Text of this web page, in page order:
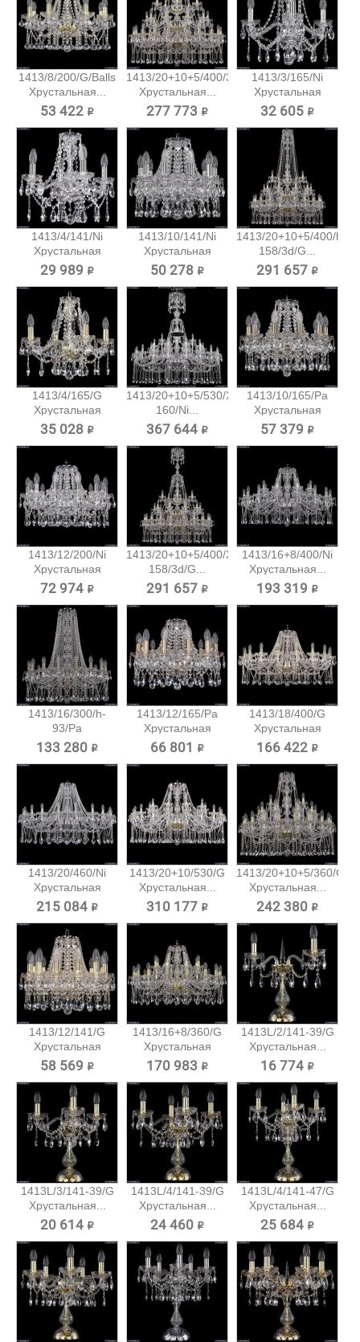
1413/8/200/G/Balls
Хрустальная...
53 422 ₽
1413/20+10+5/400/3d/G
Хрустальная...
277 773 ₽
1413/3/165/Ni
Хрустальная
подвесная...
32 605 ₽
1413/4/141/Ni
Хрустальная
подвесная...
29 989 ₽
1413/10/141/Ni
Хрустальная
подвесная...
50 278 ₽
1413/20+10+5/400/h-
158/3d/G...
291 657 ₽
1413/4/165/G
Хрустальная
подвесная...
35 028 ₽
1413/20+10+5/530/XL-
160/Ni...
367 644 ₽
1413/10/165/Pa
Хрустальная
подвесная...
57 379 ₽
1413/12/200/Ni
Хрустальная
подвесная...
72 974 ₽
1413/20+10+5/400/XL-
158/3d/G...
291 657 ₽
1413/16+8/400/Ni
Хрустальная...
193 319 ₽
1413/16/300/h-
93/Pa
Хрустальная...
133 280 ₽
1413/12/165/Pa
Хрустальная
подвесная...
66 801 ₽
1413/18/400/G
Хрустальная
подвесная...
166 422 ₽
1413/20/460/Ni
Хрустальная
подвесная...
215 084 ₽
1413/20+10/530/G
Хрустальная...
310 177 ₽
1413/20+10+5/360/G
Хрустальная...
242 380 ₽
1413/12/141/G
Хрустальная
подвесная...
58 569 ₽
1413/16+8/360/G
Хрустальная
подвесная...
170 983 ₽
1413L/2/141-39/G
Хрустальная...
16 774 ₽
1413L/3/141-39/G
Хрустальная...
20 614 ₽
1413L/4/141-39/G
Хрустальная...
24 460 ₽
1413L/4/141-47/G
Хрустальная...
25 684 ₽